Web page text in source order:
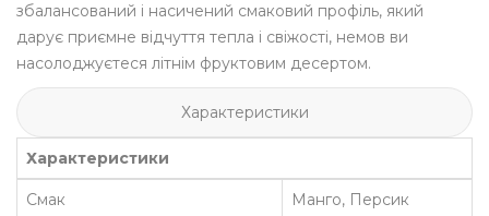
збалансований і насичений смаковий профіль, який
дарує приємне відчуття тепла і свіжості, немов ви
насолоджуєтеся літнім фруктовим десертом.
Характеристики
Характеристики
Смак Манго, Персик